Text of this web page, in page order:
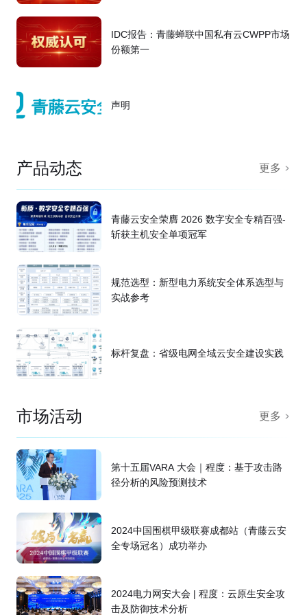
IDC报告：青藤蝉联中国私有云CWPP市场
份额第一
声明
产品动态 更多
青藤云安全荣膺 2026 数字安全专精百强-
斩获主机安全单项冠军
规范选型：新型电力系统安全体系选型与
实战参考
标杆复盘：省级电网全域云安全建设实践
市场活动 更多
第十五届VARA 大会｜程度：基于攻击路
径分析的风险预测技术
2024中国围棋甲级联赛成都站（青藤云安
全专场冠名）成功举办
2024电力网安大会 | 程度：云原生安全攻
击及防御技术分析